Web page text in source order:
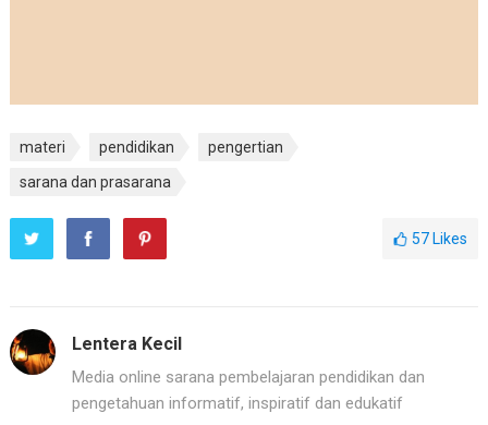
materi pendidikan
pengertian
sarana dan prasarana
57 Likes
Lentera Kecil
Media online sarana pembelajaran pendidikan dan
pengetahuan informatif, inspiratif dan edukatif